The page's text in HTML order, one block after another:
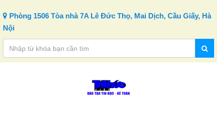
Phòng 1506 Tòa nhà 7A Lê Đức Thọ, Mai Dịch, Cầu Giấy, Hà
Nội